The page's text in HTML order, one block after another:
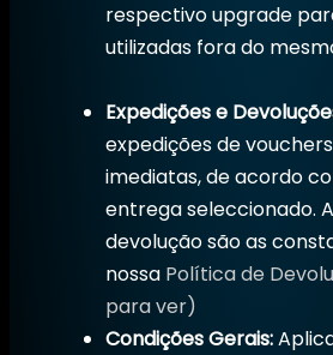
respectivo upgrade
utilizadas fora do
Expedições e
expedições de
imediatas, de acordo
entrega seleccionado.
devolução são as
nossa Política de
para ver)
Condições Gerais: